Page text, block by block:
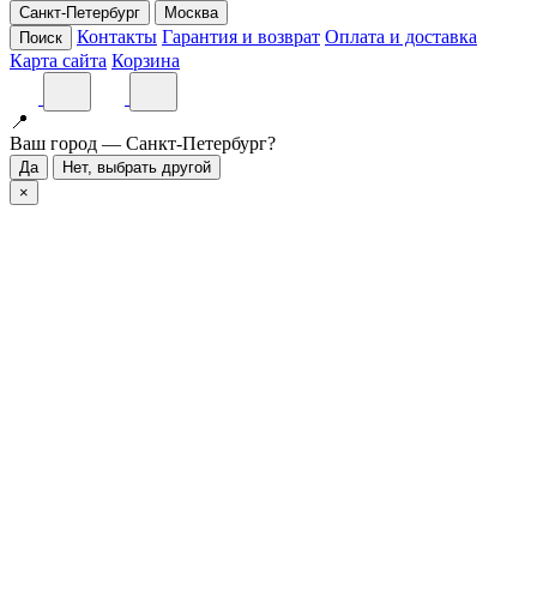
Санкт-Петербург
Москва
Поиск
Контакты Гарантия и возврат Оплата и доставка
Карта сайта Корзина
📍
Ваш город — Санкт-Петербург?
Да
Нет, выбрать другой
×